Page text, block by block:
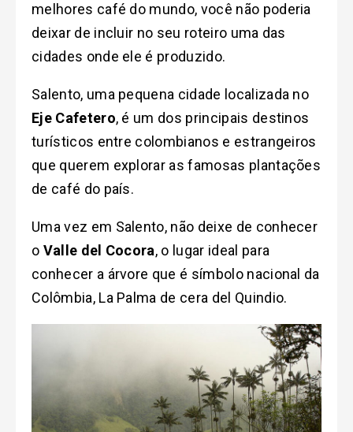
melhores café do mundo, você não poderia
deixar de incluir no seu roteiro uma das
cidades onde ele é produzido.
Salento, uma pequena cidade localizada no
Eje Cafetero, é um dos principais destinos
turísticos entre colombianos e estrangeiros
que querem explorar as famosas plantações
de café do país.
Uma vez em Salento, não deixe de conhecer
o Valle del Cocora, o lugar ideal para
conhecer a árvore que é símbolo nacional da
Colômbia, La Palma de cera del Quindio.